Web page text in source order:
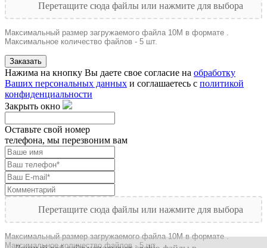
Перетащите сюда файлы или нажмите для выбора
Максимальный размер загружаемого файла 10M в формате .
Максимальное количество файлов - 5 шт.
Заказать
Нажима на кнопку Вы даете свое согласие на обработку
Ваших персональных данных и соглашаетесь с политикой
конфиденциальности
Закрыть окно
Оставьте свой номер
телефона, мы перезвоним вам
Перетащите сюда файлы или нажмите для выбора
Максимальный размер загружаемого файла 10M в формате .
Максимальное количество файлов - 5 шт.